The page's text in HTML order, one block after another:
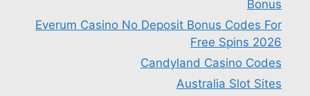
Bonus
Everum Casino No Deposit Bonus Codes For
Free Spins 2026
Candyland Casino Codes
Australia Slot Sites